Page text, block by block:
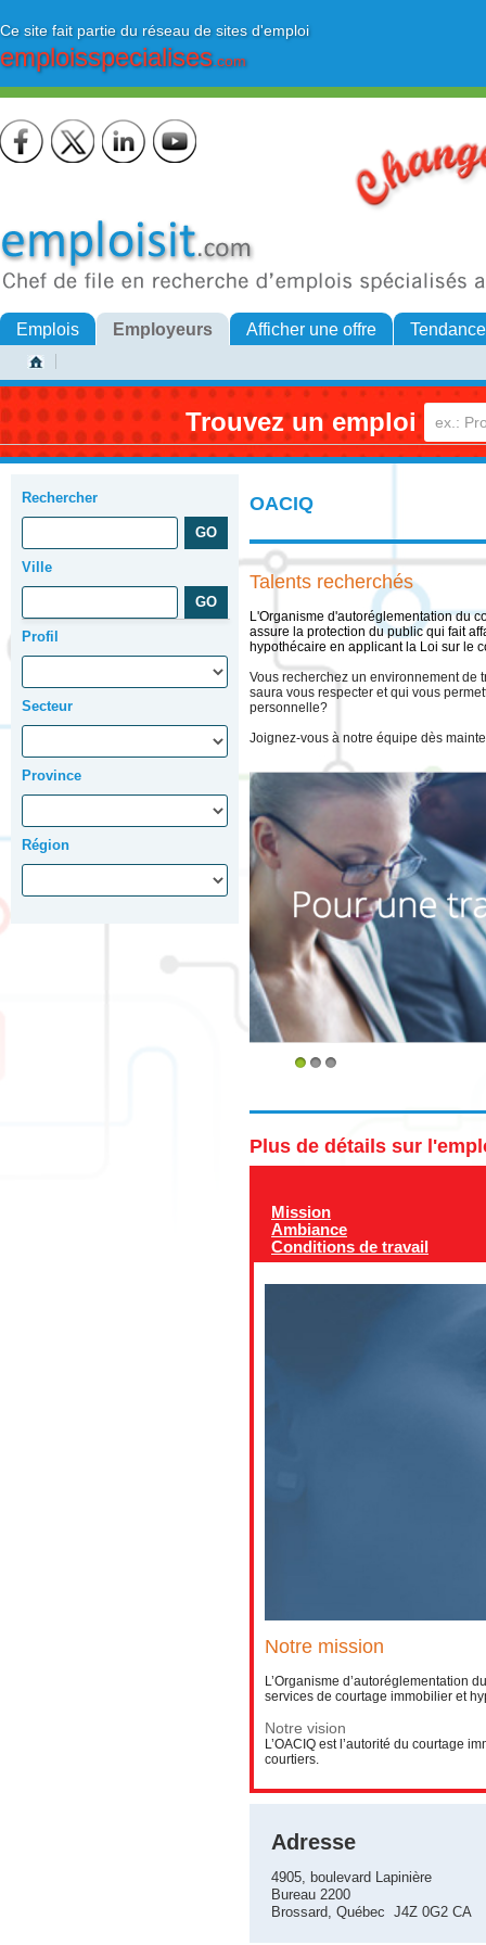
Ce site fait partie du réseau de sites d'emploi
emploisspecialises.com
Emplois Employeurs Afficher une offre
Trouvez un emploi
Rechercher
Ville
Profil
Secteur
Province
Région
OACIQ
Talents recherchés
L'Organisme d'autoréglementation du
assure la protection du public qui fait
hypothécaire en applicant la Loi sur le
Vous recherchez un environnement de
saura vous respecter et qui vous
personnelle?
Joignez-vous à notre équipe dès
Plus de détails sur
Mission
Ambiance
Conditions de travail
Notre mission
L’Organisme d’autoréglementation
services de courtage immobilier et
Notre vision
L’OACIQ est l’autorité du courtage
courtiers.
Adresse
4905, boulevard Lapinière
Bureau 2200
Brossard, Québec J4Z 0G2 CA